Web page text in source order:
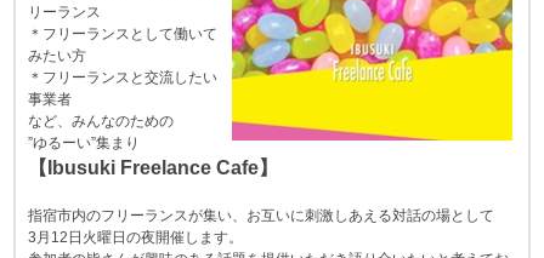
リーランス
＊フリーランスとして働いて
みたい方
＊フリーランスと交流したい
事業者
など、みんなのための
”ゆるーい”集まり
【Ibusuki Freelance Cafe】
指宿市内のフリーランスが集い、お互いに刺激しあえる対話の場として
3月12日火曜日の夜開催します。